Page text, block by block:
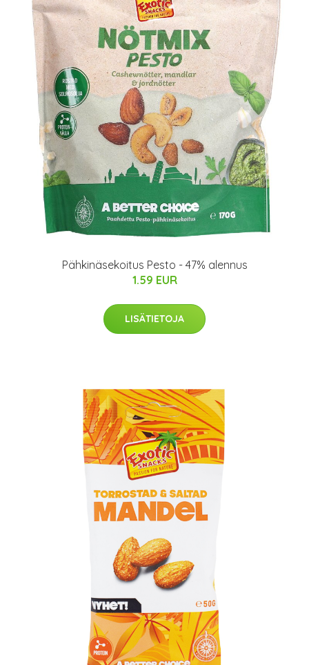
Pähkinäsekoitus Pesto - 47% alennus
1.59 EUR
LISÄTIETOJA